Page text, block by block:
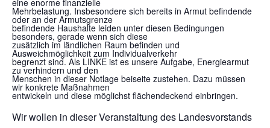
Mehrbelastung. Insbesondere sich bereits in Armut befindende
oder an der Armutsgrenze
befindende Haushalte leiden unter diesen Bedingungen
besonders, gerade wenn sich diese
zusätzlich im ländlichen Raum befinden und
Ausweichmöglichkeit zum Individualverkehr
begrenzt sind. Als LINKE ist es unsere Aufgabe, Energiearmut
zu verhindern und den
Menschen in dieser Notlage beiseite zustehen. Dazu müssen
wir konkrete Maßnahmen
entwickeln und diese möglichst flächendeckend einbringen.
Wir wollen in dieser Veranstaltung des Landesvorstands